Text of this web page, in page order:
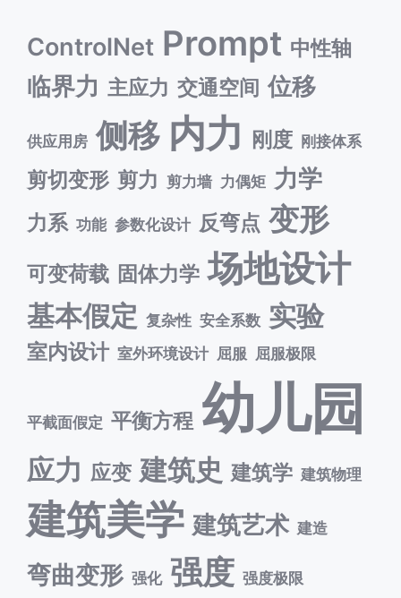
ControlNet Prompt 中性轴
临界力 主应力 交通空间 位移
供应用房 侧移 内力 刚度 刚接体系
剪切变形 剪力 剪力墙 力偶矩 力学
力系 功能 参数化设计 反弯点 变形
可变荷载 固体力学 场地设计
基本假定 复杂性 安全系数 实验
室内设计 室外环境设计 屈服 屈服极限
平截面假定 平衡方程 幼儿园
应力 应变 建筑史 建筑学 建筑物理
建筑美学 建筑艺术 建造
弯曲变形 强化 强度 强度极限